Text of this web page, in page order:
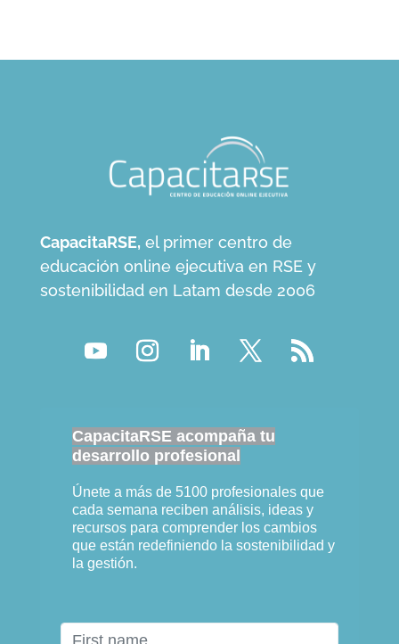
CapacitaRSE, el primer centro de
educación online ejecutiva en RSE y
sostenibilidad en Latam desde 2006
CapacitaRSE acompaña tu
desarrollo profesional
Únete a más de 5100 profesionales que
cada semana reciben análisis, ideas y
recursos para comprender los cambios
que están redefiniendo la sostenibilidad y
la gestión.